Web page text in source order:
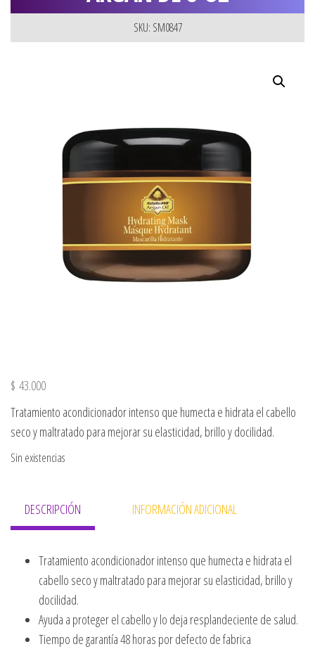
SKU: SM0847
$ 43.000
Tratamiento acondicionador intenso que humecta e hidrata el cabello
seco y maltratado para mejorar su elasticidad, brillo y docilidad.
Sin existencias
DESCRIPCIÓN INFORMACIÓN ADICIONAL
Tratamiento acondicionador intenso que humecta e hidrata el
cabello seco y maltratado para mejorar su elasticidad, brillo y
docilidad.
Ayuda a proteger el cabello y lo deja resplandeciente de salud.
Tiempo de garantía 48 horas por defecto de fabrica